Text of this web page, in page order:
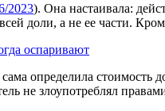
2023). Она настаивала:
доли, а не ее части.
оспаривают
определила стоимость
не злоупотреблял